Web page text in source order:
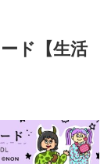
ド【生活